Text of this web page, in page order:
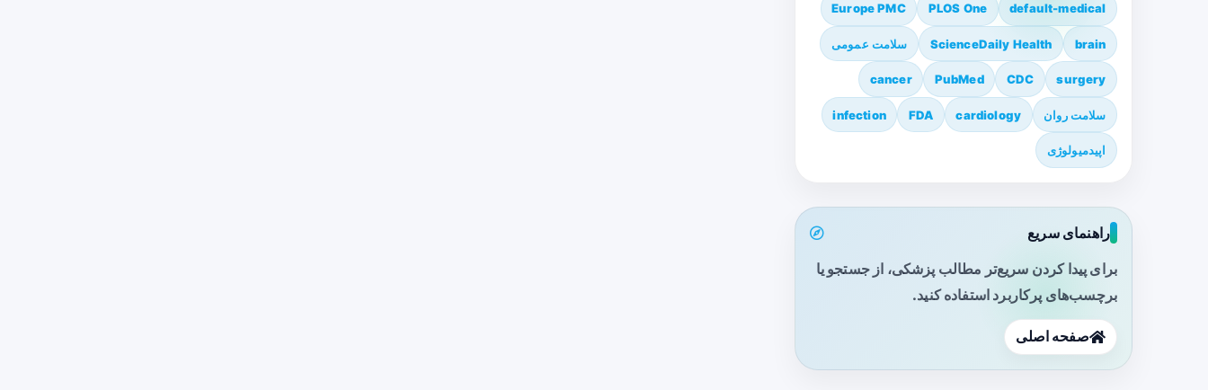
default-medical
PLOS One
Europe PMC
brain
ScienceDaily Health سلامت عمومی
surgery
CDC
PubMed
cancer
سلامت روان cardiology
FDA
infection
اپیدمیولوژی
راهنمای سریع
برای پیدا کردن سریع‌تر مطالب پزشکی، از جستجو یا
برچسب‌های پرکاربرد استفاده کنید.
صفحه اصلی